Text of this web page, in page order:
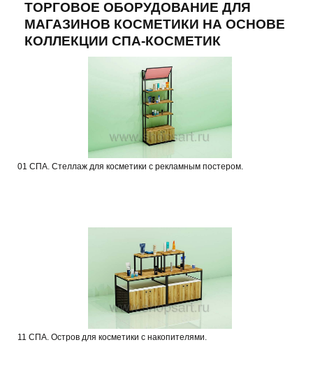
ТОРГОВОЕ ОБОРУДОВАНИЕ ДЛЯ
МАГАЗИНОВ КОСМЕТИКИ НА ОСНОВЕ
КОЛЛЕКЦИИ СПА-КОСМЕТИК
01 СПА. Стеллаж для косметики с рекламным постером.
11 СПА. Остров для косметики с накопителями.